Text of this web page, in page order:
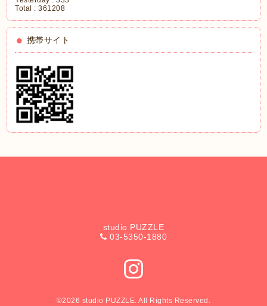
Total :361208
携帯サイト
studio PUZZLE
03-5350-1880
©2026 studio PUZZLE. All Rights Reserved.